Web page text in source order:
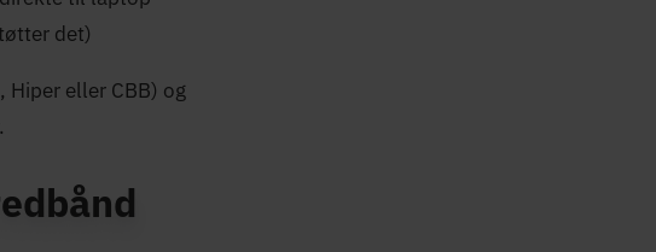
det)
Hiper eller CBB) og